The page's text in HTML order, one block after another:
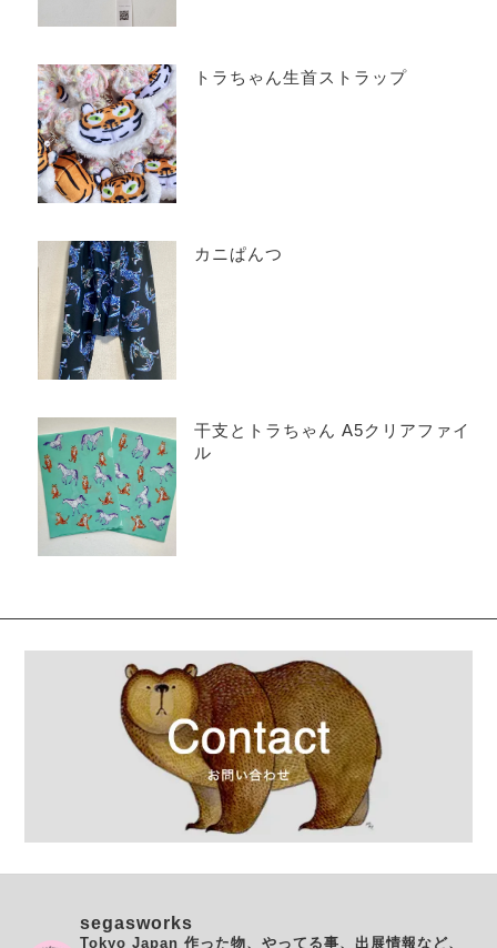
トラちゃん生首ストラップ
カニぱんつ
干支とトラちゃん A5クリアファイ
ル
segasworks
Tokyo Japan 作った物、やってる事、出展情報など、